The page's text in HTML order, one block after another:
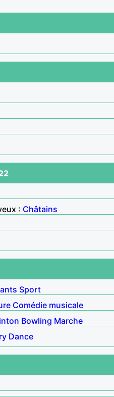
: Châtains
Sport
Comédie musicale
Bowling Marche
Dance